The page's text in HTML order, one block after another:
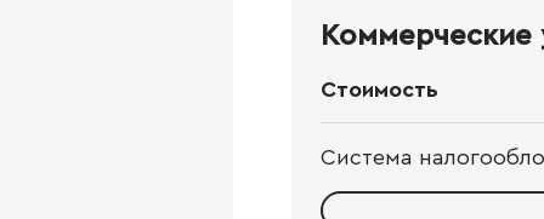
Коммерческие
Стоимость
Система